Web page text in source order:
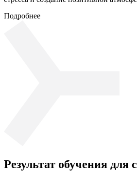
Подробнее
Результат обучения для